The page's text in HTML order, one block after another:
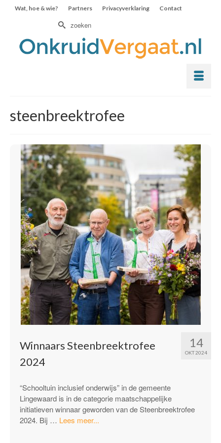
Wat, hoe & wie? Partners Privacyverklaring Contact
Zoek
steenbreektrofee
14
OKT 2024
Winnaars Steenbreektrofee
2024
“Schooltuin inclusief onderwijs” in de gemeente
Lingewaard is in de categorie maatschappelijke
initiatieven winnaar geworden van de Steenbreektrofee
2024. Bij … Lees meer...